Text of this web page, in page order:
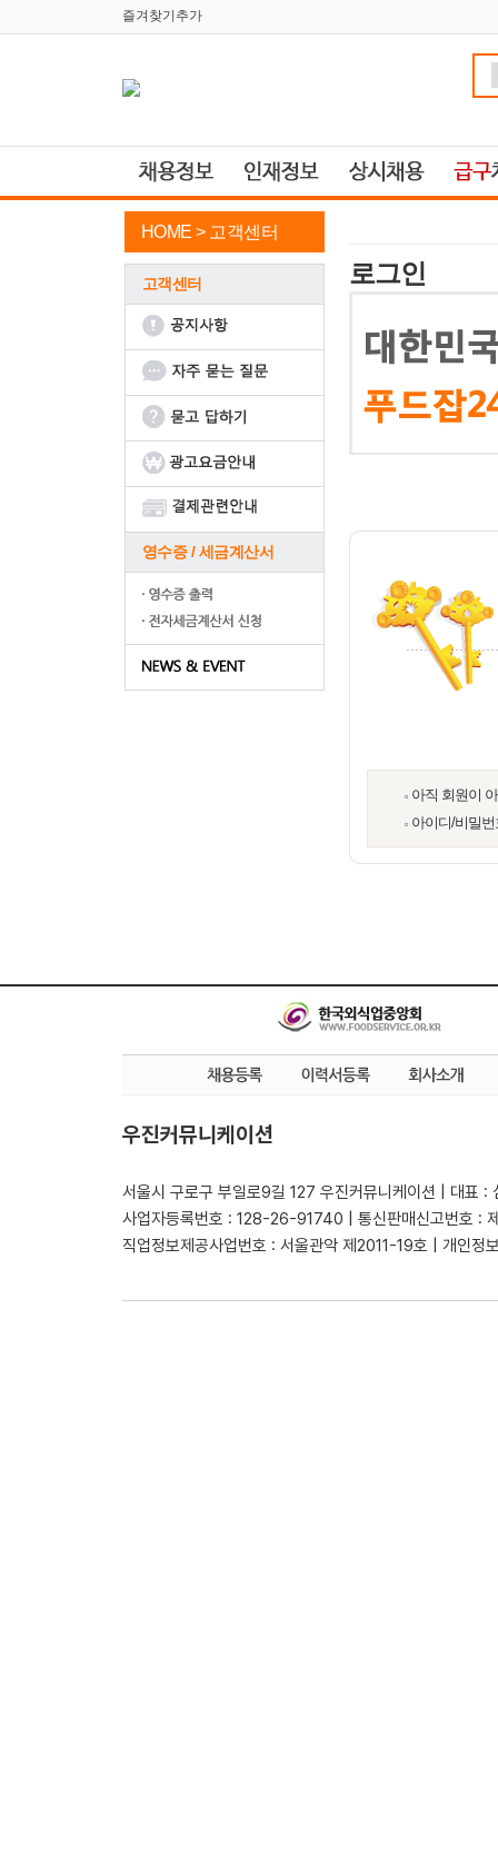
즐겨찾기추가
HOME > 고객센터
고객센터
영수증 / 세금계산서
로그인
아직 회원이
아이디/비밀
우진커뮤니케이션
서울시 구로구 부일로9길 127 우진커뮤니케이션 | 대표 :
사업자등록번호 : 128-26-91740 | 통신판매신고번호 :
직업정보제공사업번호 : 서울관악 제2011-19호 | 개인정